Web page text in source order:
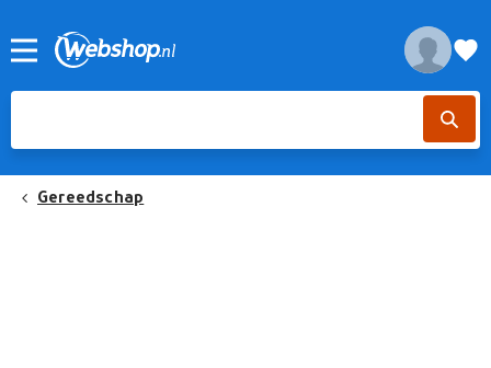
Gereedschap